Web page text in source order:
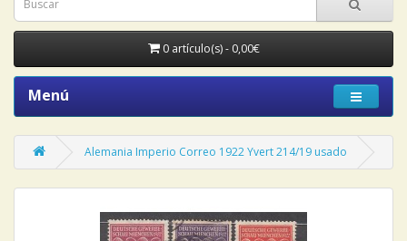
0 artículo(s) - 0,00€
Menú
Alemania Imperio Correo 1922 Yvert 214/19 usado